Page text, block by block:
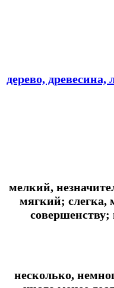
дерево,
мелкий,
мягкий; слегка,
совершенству;
несколько,